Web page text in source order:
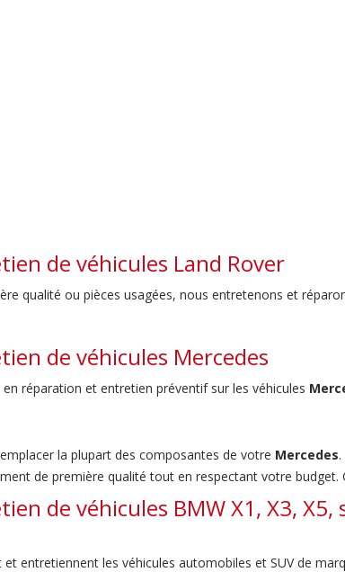
de véhicules Land Rover
qualité ou pièces usagées, nous entretenons et
de véhicules Mercedes
réparation et entretien préventif sur les véhicules
la plupart des composantes de votre Mercedes
de première qualité tout en respectant votre
de véhicules BMW X1, X3, X5,
entretiennent les véhicules automobiles et SUV de